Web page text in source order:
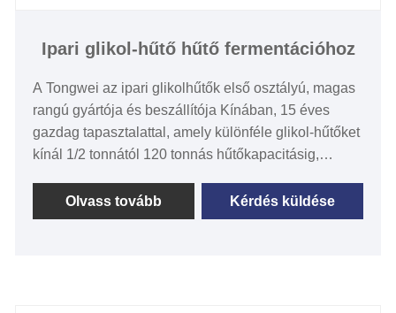
Ipari glikol-hűtő hűtő fermentációhoz
A Tongwei az ipari glikolhűtők első osztályú, magas
rangú gyártója és beszállítója Kínában, 15 éves
gazdag tapasztalattal, amely különféle glikol-hűtőket
kínál 1/2 tonnától 120 tonnás hűtőkapacitásig,
léghűtéses glikol-hűtő és vízhűtéses glikolhűtő az
Ön egyedi igényei szerint. A Tongwei által tervezett
Olvass tovább Kérdés küldése